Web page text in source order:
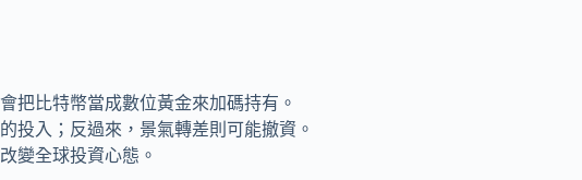
把比特幣當成數位黃金來加碼持有。
投入；反過來，景氣轉差則可能撤資。
變全球投資心態。